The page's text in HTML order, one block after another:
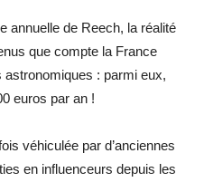
annuelle de Reech, la réalité
que compte la France
: parmi eux,
euros par an !
véhiculée par d’anciennes
en influenceurs depuis les